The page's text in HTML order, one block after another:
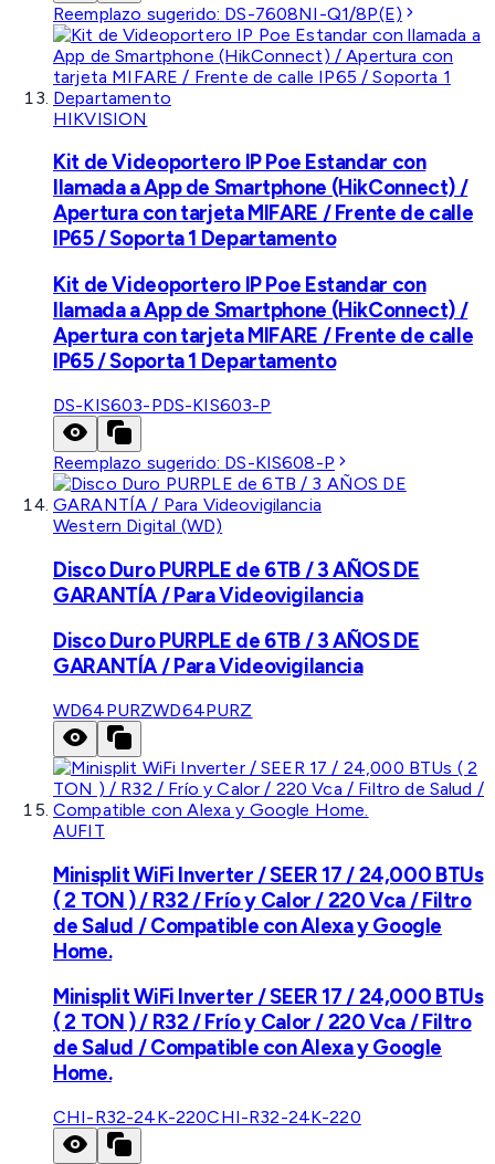
Reemplazo sugerido: DS-7608NI-Q1/8P(E)
HIKVISION
Kit de Videoportero IP Poe Estandar con
llamada a App de Smartphone (HikConnect) /
Apertura con tarjeta MIFARE / Frente de calle
IP65 / Soporta 1 Departamento
Kit de Videoportero IP Poe Estandar con
llamada a App de Smartphone (HikConnect) /
Apertura con tarjeta MIFARE / Frente de calle
IP65 / Soporta 1 Departamento
DS-KIS603-PDS-KIS603-P
Reemplazo sugerido: DS-KIS608-P
Western Digital (WD)
Disco Duro PURPLE de 6TB / 3 AÑOS DE
GARANTÍA / Para Videovigilancia
Disco Duro PURPLE de 6TB / 3 AÑOS DE
GARANTÍA / Para Videovigilancia
WD64PURZWD64PURZ
AUFIT
Minisplit WiFi Inverter / SEER 17 / 24,000 BTUs
( 2 TON ) / R32 / Frío y Calor / 220 Vca / Filtro
de Salud / Compatible con Alexa y Google
Home.
Minisplit WiFi Inverter / SEER 17 / 24,000 BTUs
( 2 TON ) / R32 / Frío y Calor / 220 Vca / Filtro
de Salud / Compatible con Alexa y Google
Home.
CHI-R32-24K-220CHI-R32-24K-220